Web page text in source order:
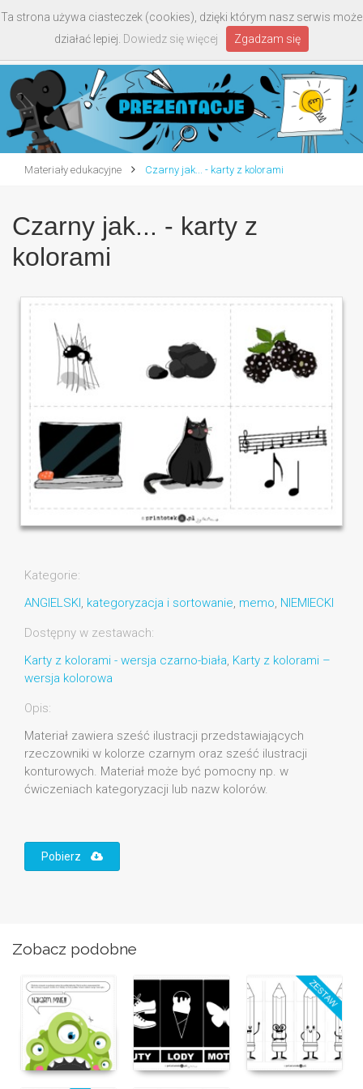
Materiały edukacyjne Czarny jak... - karty z kolorami
Czarny jak... - karty z
kolorami
Kategorie:
ANGIELSKI, kategoryzacja i sortowanie, memo, NIEMIECKI
Dostępny w zestawach:
Karty z kolorami - wersja czarno-biała, Karty z kolorami –
wersja kolorowa
Opis:
Materiał zawiera sześć ilustracji przedstawiających
rzeczowniki w kolorze czarnym oraz sześć ilustracji
konturowych. Materiał może być pomocny np. w
ćwiczeniach kategoryzacji lub nazw kolorów.
Pobierz
Zobacz podobne
Ta strona używa ciasteczek (cookies), dzięki którym nasz serwis może
działać lepiej. Dowiedz się więcej Zgadzam się